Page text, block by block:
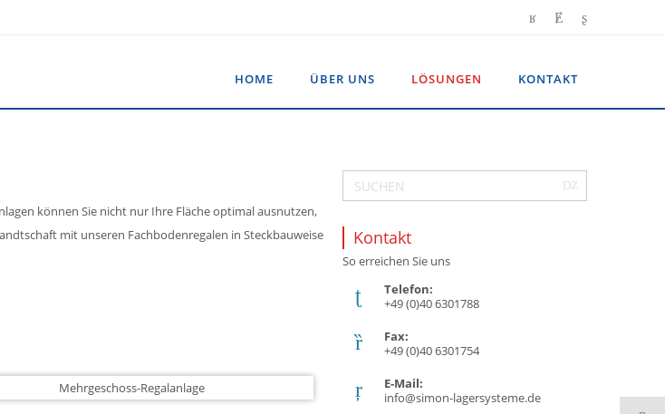
HOME ÜBER UNS LÖSUNGEN KONTAKT
können Sie nicht nur Ihre Fläche optimal ausnutzen,
mit unseren Fachbodenregalen in Steckbauweise
Kontakt
So erreichen Sie uns
Telefon:
+49 (0)40 6301788
Fax:
+49 (0)40 6301754
E-Mail:
info@simon-lagersysteme.de